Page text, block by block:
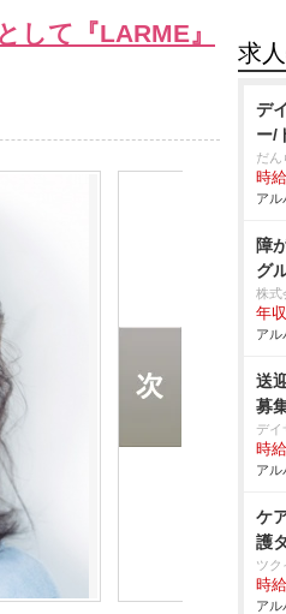
して『LARME』
求
デ
ー/
だん
時
アル
障
グ
株式
年
アル
送
募
デイ
時
アル
ケ
護
ツク
時
アル